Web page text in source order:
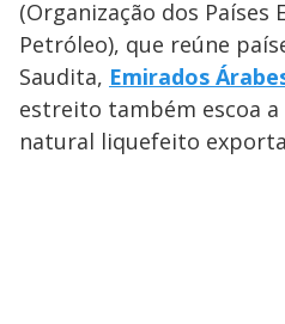
(Organização dos Países
Petróleo), que reúne
Saudita, Emirados
estreito também escoa
natural liquefeito